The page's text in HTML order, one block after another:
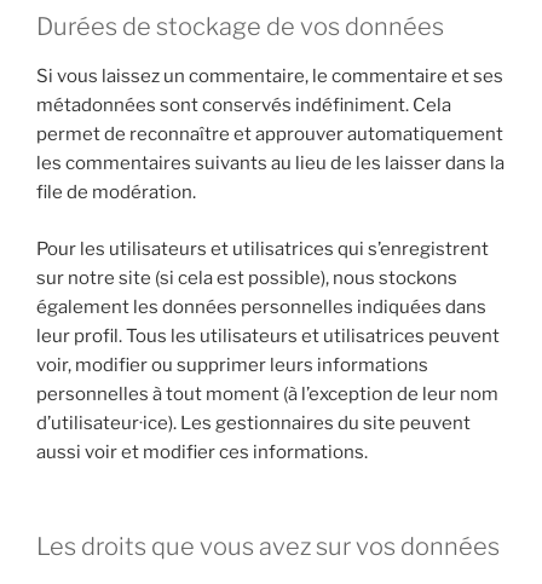
Durées de stockage de vos données
Si vous laissez un commentaire, le commentaire et ses
métadonnées sont conservés indéfiniment. Cela
permet de reconnaître et approuver automatiquement
les commentaires suivants au lieu de les laisser dans la
file de modération.
Pour les utilisateurs et utilisatrices qui s’enregistrent
sur notre site (si cela est possible), nous stockons
également les données personnelles indiquées dans
leur profil. Tous les utilisateurs et utilisatrices peuvent
voir, modifier ou supprimer leurs informations
personnelles à tout moment (à l’exception de leur nom
d’utilisateur·ice). Les gestionnaires du site peuvent
aussi voir et modifier ces informations.
Les droits que vous avez sur vos données